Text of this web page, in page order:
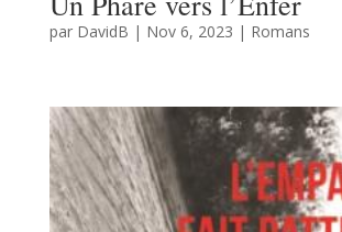
par DavidB | Nov 6, 2023 | Romans